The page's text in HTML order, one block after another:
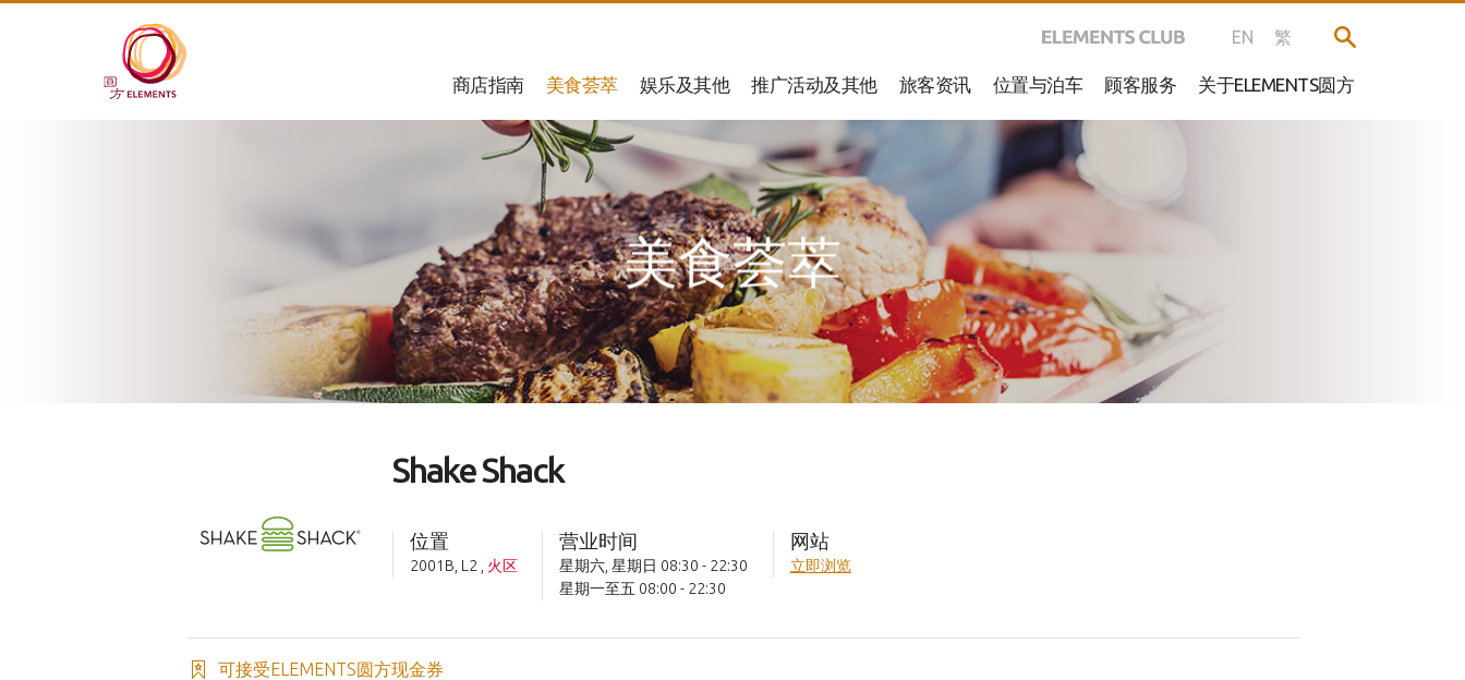
EN 繁
商店指南 美食荟萃 娱乐及其他 推广活动及其他 旅客资讯 位置与泊车 顾客服务 关于ELEMENTS圆方
美食荟萃
Shake Shack
位置
2001B, L2 火区
营业时间
星期六, 星期日 08:30 - 22:30
星期一至五 08:00 - 22:30
网站
立即浏览
可接受ELEMENTS圆方现金券